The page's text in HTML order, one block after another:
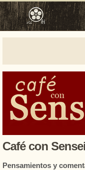
Café con Sensei
Pensamientos y